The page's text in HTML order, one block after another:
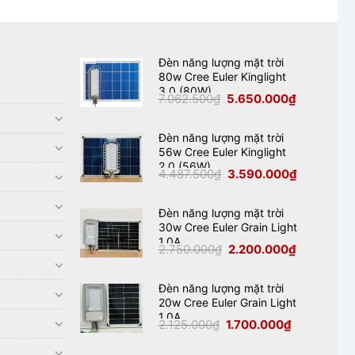
Đèn năng lượng mặt trời
80w Cree Euler Kinglight
3.0 (80W)
7.062.500₫ Giá
gốc
5.650.000₫Giá
Đèn năng lượng mặt trời
56w Cree Euler Kinglight
2.0 (56W)
4.487.500₫ Giá
gốc
3.590.000₫Giá
Đèn năng lượng mặt trời
30w Cree Euler Grain Light
1.0A
2.750.000₫ Giá
gốc
2.200.000₫Giá
Đèn năng lượng mặt trời
20w Cree Euler Grain Light
1.0A
2.125.000₫ Giá
gốc
1.700.000₫Giá